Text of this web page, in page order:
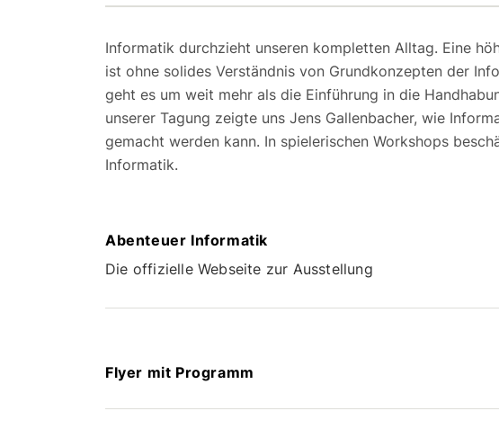
Informatik durchzieht unseren kompletten Alltag. Eine
ist ohne solides Verständnis von Grundkonzepten der
geht es um weit mehr als die Einführung in die
unserer Tagung zeigte uns Jens Gallenbacher, wie
gemacht werden kann. In spielerischen Workshops
Informatik.
Abenteuer Informatik
Die offizielle Webseite zur Ausstellung
Flyer mit Programm